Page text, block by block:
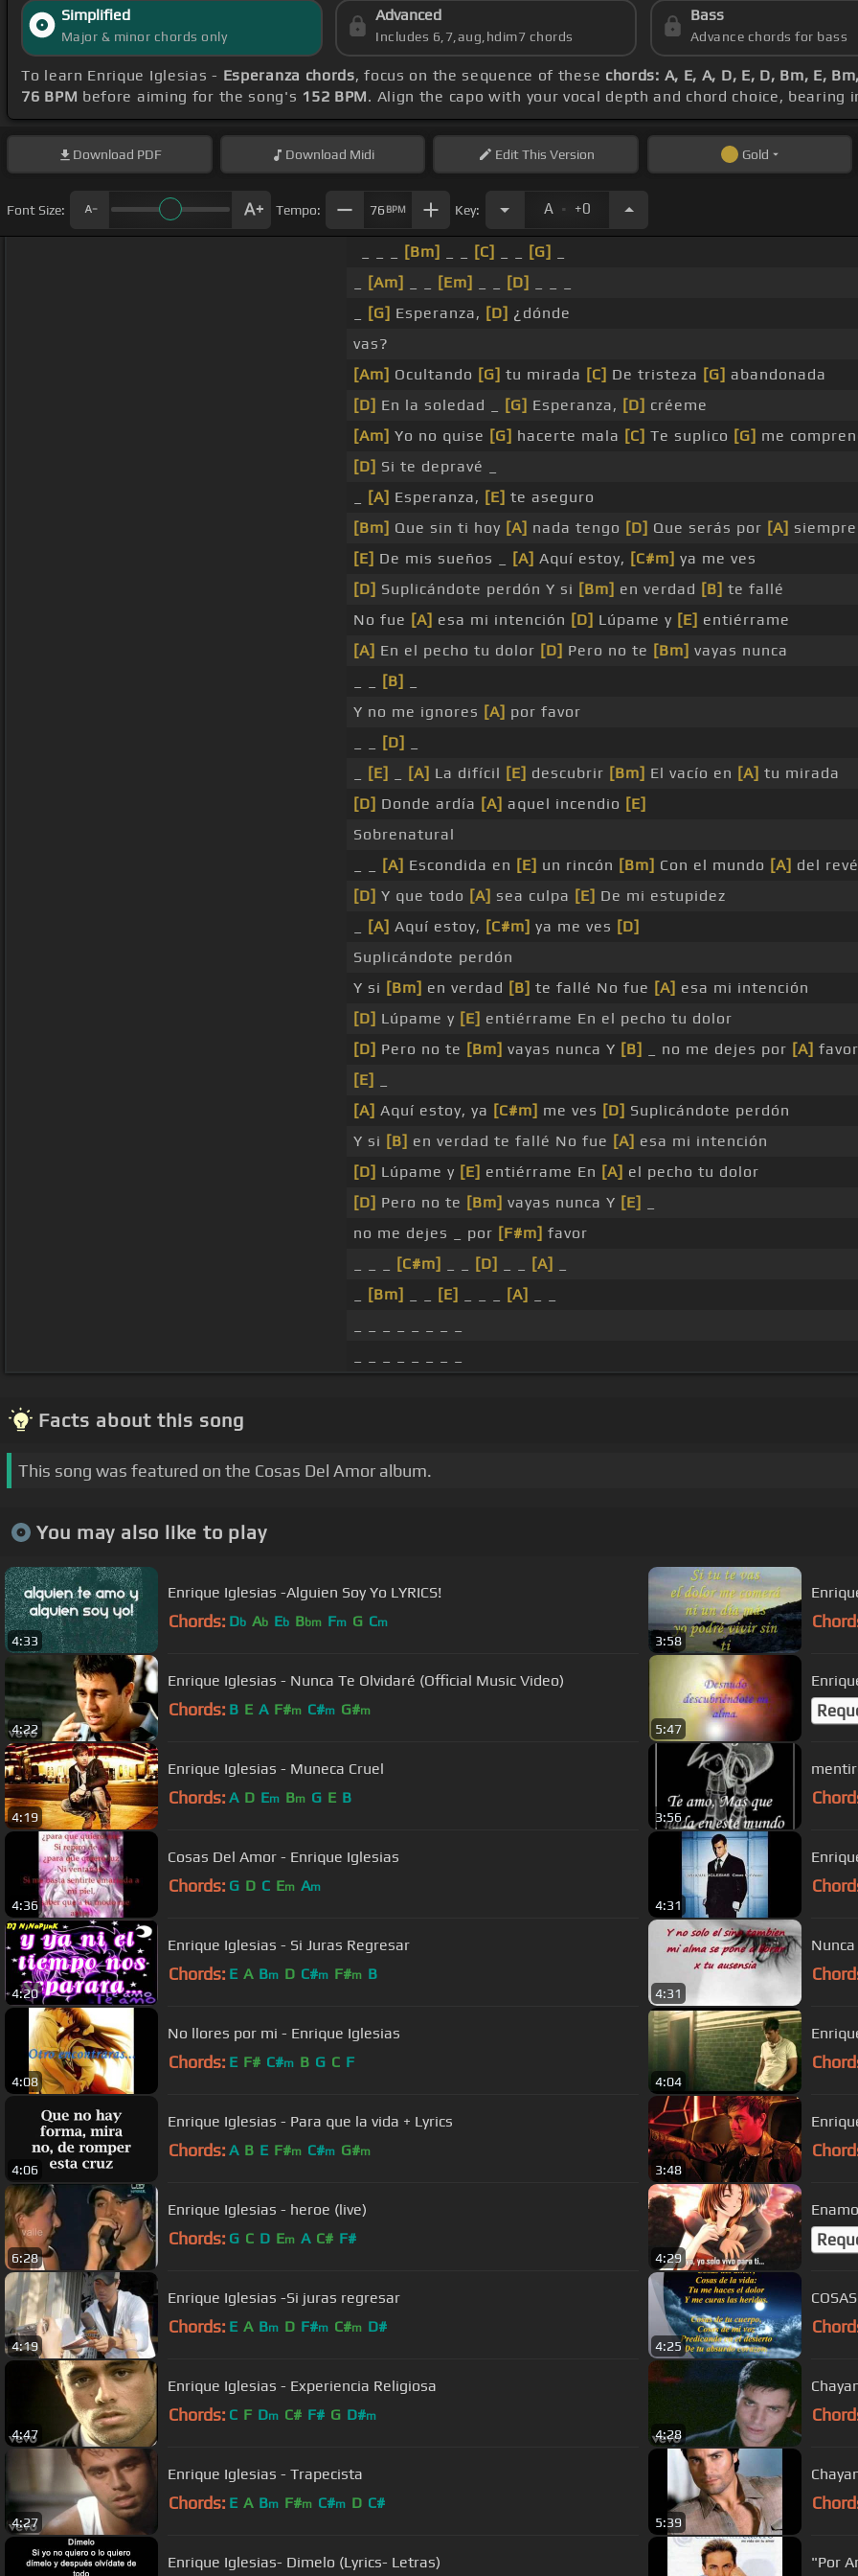
Simplified
Major & minor chords only
Advanced
Includes 6,7,aug,hdim7 chords
Bass
Advance chords for bass
To learn Enrique Iglesias - Esperanza chords, focus on the sequence of these chords: A, E, A, D, E, D, Bm, E,
76 BPM before aiming for the song's 152 BPM. Align the capo with your vocal depth and chord choice,
Download PDF Download Midi EditThis Version Gold
Font Size: Tempo: 76 BPM Key: A . +0
[Bm] [C] [G]
[Am] [Em] [D]
[G] Esperanza, [D] ¿dónde
vas?
[Am] Ocultando [G] tu mirada [C] De tristeza [G] abandonada
[D] En la soledad _ [G] Esperanza, [D] créeme
[Am] Yo no quise [G] hacerte mala [C] Te suplico [G] me
[D] Si te depravé _
[A] Esperanza, [E] te aseguro
[Bm] Que sin ti hoy [A] nada tengo [D] Que serás por [A]
[E] De mis sueños _ [A] Aquí estoy, [C#m] ya me ves
[D] Suplicándote perdón Y si [Bm] en verdad [B] te fallé
No fue [A] esa mi intención [D] Lúpame y [E] entiérrame
[A] En el pecho tu dolor [D] Pero no te [Bm] vayas nunca
[B]
Y no me ignores [A] por favor
[D]
[E] [A] La difícil [E] descubrir [Bm] El vacío en [A] tu mirada
[D] Donde ardía [A] aquel incendio [E]
Sobrenatural
[A] Escondida en [E] un rincón [Bm] Con el mundo [A] del
[D] Y que todo [A] sea culpa [E] De mi estupidez
[A] Aquí estoy, [C#m] ya me ves [D]
Suplicándote perdón
Y si [Bm] en verdad [B] te fallé No fue [A] esa mi intención
[D] Lúpame y [E] entiérrame En el pecho tu dolor
[D] Pero no te [Bm] vayas nunca Y [B] _ no me dejes por [A] favor
[E]
[A] Aquí estoy, ya [C#m] me ves [D] Suplicándote perdón
Y si [B] en verdad te fallé No fue [A] esa mi intención
[D] Lúpame y [E] entiérrame En [A] el pecho tu dolor
[D] Pero no te [Bm] vayas nunca Y [E]
no me dejes _ por [F#m] favor
[C#m] [D] [A]
[Bm] [E] [A]
Facts about this song
This song was featured on the Cosas Del Amor album.
You may also like to play
4:33
Enrique Iglesias -Alguien Soy Yo LYRICS!
Chords: Db Ab Eb Bbm Fm G Cm
3:58
4:22
Enrique Iglesias - Nunca Te Olvidaré (Official Music Video)
Chords: B E A F#m C#m G#m
5:47
4:19
Enrique Iglesias - Muneca Cruel
Chords: A D Em Bm G E B
3:56
4:36
Cosas Del Amor - Enrique Iglesias
Chords: G D C Em Am
4:31
4:20
Enrique Iglesias - Si Juras Regresar
Chords: E A Bm D C#m F#m B
4:31
4:08
No llores por mi - Enrique Iglesias
Chords: E F# C#m B G C F
4:04
4:06
Enrique Iglesias - Para que la vida + Lyrics
Chords: A B E F#m C#m G#m
3:48
6:28
Enrique Iglesias - heroe (live)
Chords: G C D Em A C# F#
4:29
4:19
Enrique Iglesias -Si juras regresar
Chords: E A Bm D F#m C#m D#
4:25
4:47
Enrique Iglesias - Experiencia Religiosa
Chords: C F Dm C# F# G D#m
4:28
4:27
Enrique Iglesias - Trapecista
Chords: E A Bm F#m C#m D C#
5:39
Enrique Iglesias- Dimelo (Lyrics- Letras) "Por